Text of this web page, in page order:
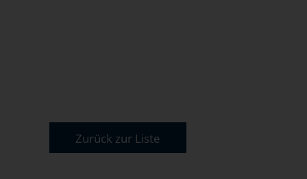
Zurück zur Liste